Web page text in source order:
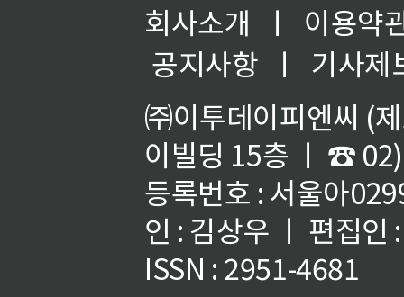
회사소개 ㅣ
이용약
공지사항
ㅣ
기사제
㈜이투데이피엔씨 (
이빌딩 15층 ㅣ ☎
등록번호 : 서울아
인 : 김상우 ㅣ 편집인
ISSN : 2951-4681